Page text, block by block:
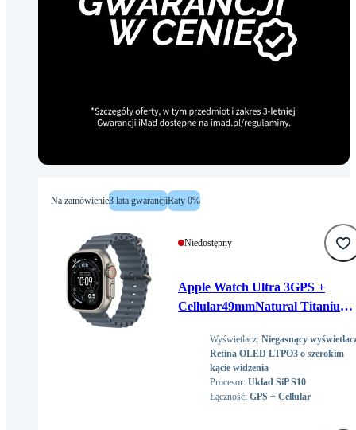
Na zamówienie3 lata gwarancjiRaty 0%
Niedostępny
Apple Watch Ultra 3GPS +
Cellular49mmNatural Titanium
Wyświetlacz: Niegasnący
Retina OLED LTPO3 o szerokim
kącie widzenia
Procesor: Układ SiP S10
Łączność: GPS + Cellular